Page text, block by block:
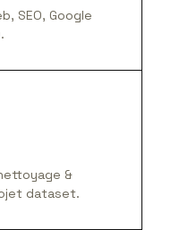
SEO, Google
&
dataset.